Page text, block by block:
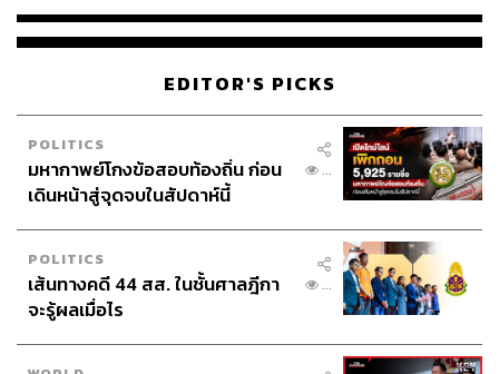
EDITOR'S PICKS
POLITICS
มหากาพย์โกงข้อสอบท้องถิ่น ก่อน
เดินหน้าสู่จุดจบในสัปดาห์นี้
...
POLITICS
เส้นทางคดี 44 สส. ในชั้นศาลฎีกา
จะรู้ผลเมื่อไร
...